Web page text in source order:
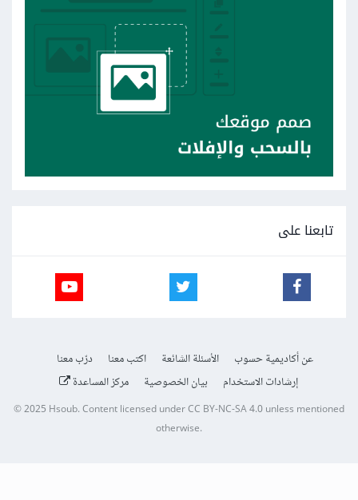
تابعنا على
عن أكاديمية حسوب الأسئلة الشائعة اكتب معنا
درّب معنا
إرشادات الاستخدام
بيان الخصوصية مركز المساعدة
© 2025 Hsoub.Content licensed underCC BY-NC-SA 4.0unless mentioned
otherwise.